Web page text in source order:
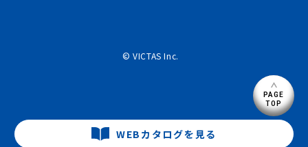
© VICTAS Inc.
WEBカタログを見る
PAGE
TOP